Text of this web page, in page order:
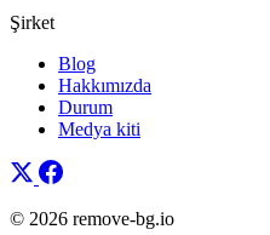
Şirket
Blog
Hakkımızda
Durum
Medya kiti
© 2026 remove-bg.io